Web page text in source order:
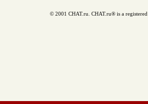
© 2001 CHAT.ru. CHAT.ru® is a